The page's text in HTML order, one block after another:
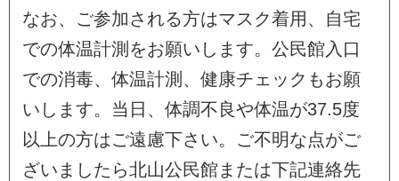
なお、 ご参加さ れる方はマ ス ク着用 、 自宅
での体温計測 をお願い し ま す。 公民館 入 口
での消毒、 体温計測 、 健康チ ェ ッ ク も お願
い し ま す。 当 日 、 体調不良や体温が37.5度
以 上の方はご遠慮下さ い。 ご不明な点がご
ざい ま した ら北山公民館 ま たは下記連絡先